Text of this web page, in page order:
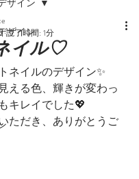
ザイン
ザイン
イル♡
読了時間: 1分
ネイルのデザイン✨
える色、輝きが変わっ
キレイでした💖
ただき、ありがとうご